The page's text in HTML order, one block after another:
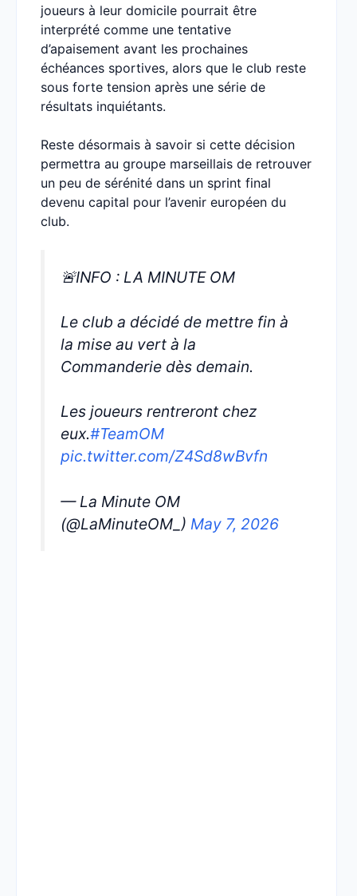
joueurs à leur domicile pourrait être
interprété comme une tentative
d’apaisement avant les prochaines
échéances sportives, alors que le club reste
sous forte tension après une série de
résultats inquiétants.
Reste désormais à savoir si cette décision
permettra au groupe marseillais de retrouver
un peu de sérénité dans un sprint final
devenu capital pour l’avenir européen du
club.
🚨INFO : LA MINUTE OM
Le club a décidé de mettre fin à
la mise au vert à la
Commanderie dès demain.
Les joueurs rentreront chez
eux.#TeamOM
pic.twitter.com/Z4Sd8wBvfn
— La Minute OM
(@LaMinuteOM_) May 7, 2026